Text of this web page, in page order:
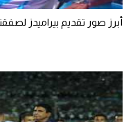
أبرز صور تقديم بيراميدز